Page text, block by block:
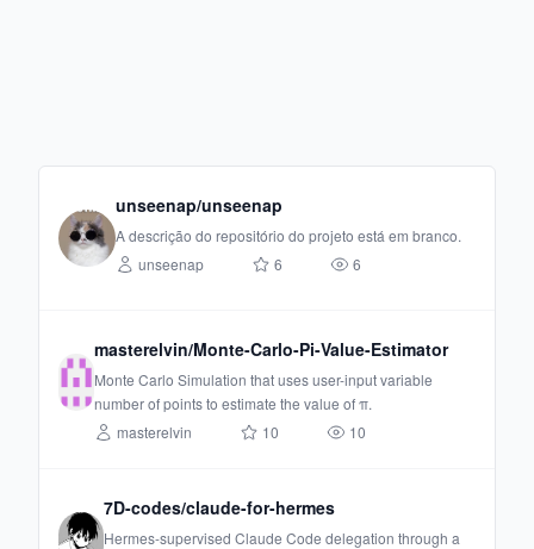
unseenap/unseenap
A descrição do repositório do projeto está em branco.
unseenap
6 6
masterelvin/Monte-Carlo-Pi-Value-Estimator
Monte Carlo Simulation that uses user-input variable
number of points to estimate the value of π.
masterelvin
10 10
7D-codes/claude-for-hermes
Hermes-supervised Claude Code delegation through a